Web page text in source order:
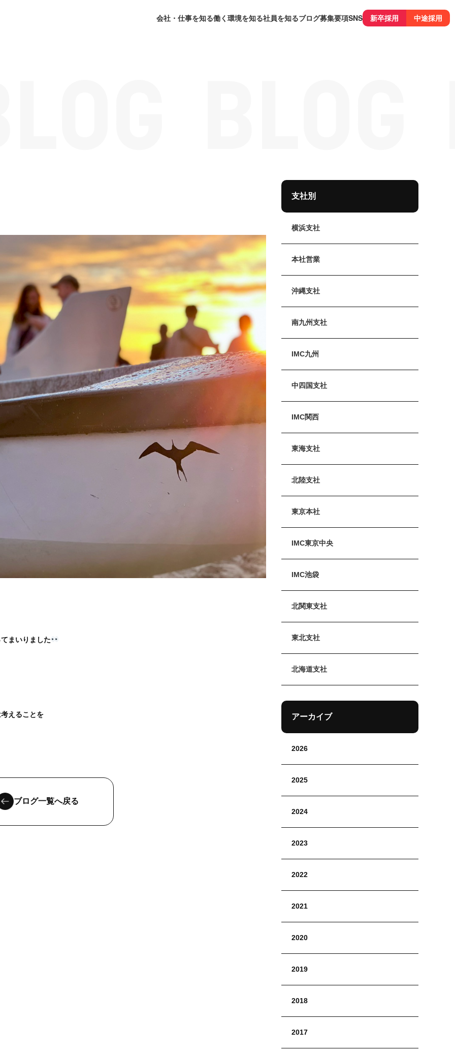
会社・仕事を知る働く環境を知る社員を知るブログ募集要項SNS 新卒採用 中途採用
まいりました
えることを
ブログ一覧へ戻る
支社別
横浜支社
本社営業
沖縄支社
南九州支社
IMC九州
中四国支社
IMC関西
東海支社
北陸支社
東京本社
IMC東京中央
IMC池袋
北関東支社
東北支社
北海道支社
アーカイブ
2026
2025
2024
2023
2022
2021
2020
2019
2018
2017